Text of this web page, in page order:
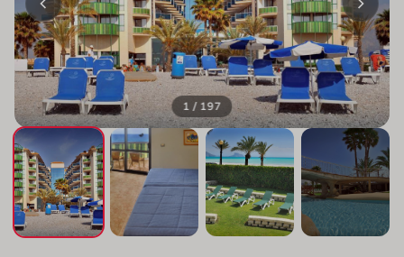
1 / 197